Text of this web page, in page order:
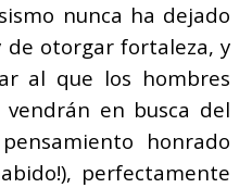
nunca ha dejado
de otorgar fortaleza, y
al que los hombres
en busca del
honrado
perfectamente